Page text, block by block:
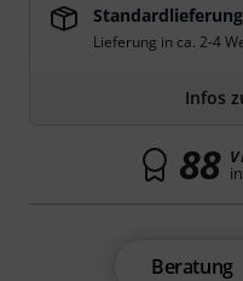
Standardlieferung
Lieferung in ca. 2-4
Infos
88
Beratung